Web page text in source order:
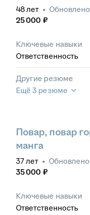
48лет • Обновлено
25 000 ₽
Ключевые навыки
Ответственность
Другие резюме
Ещё 3 резюме
Повар, повар
манга
37лет • Обновлено
35 000 ₽
Ключевые навыки
Ответственность